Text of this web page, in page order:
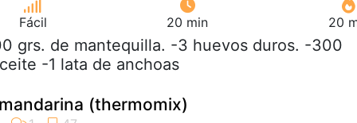
Fácil 20 min 20
grs. de mantequilla. -3 huevos duros. -300
-1 lata de anchoas
(thermomix)